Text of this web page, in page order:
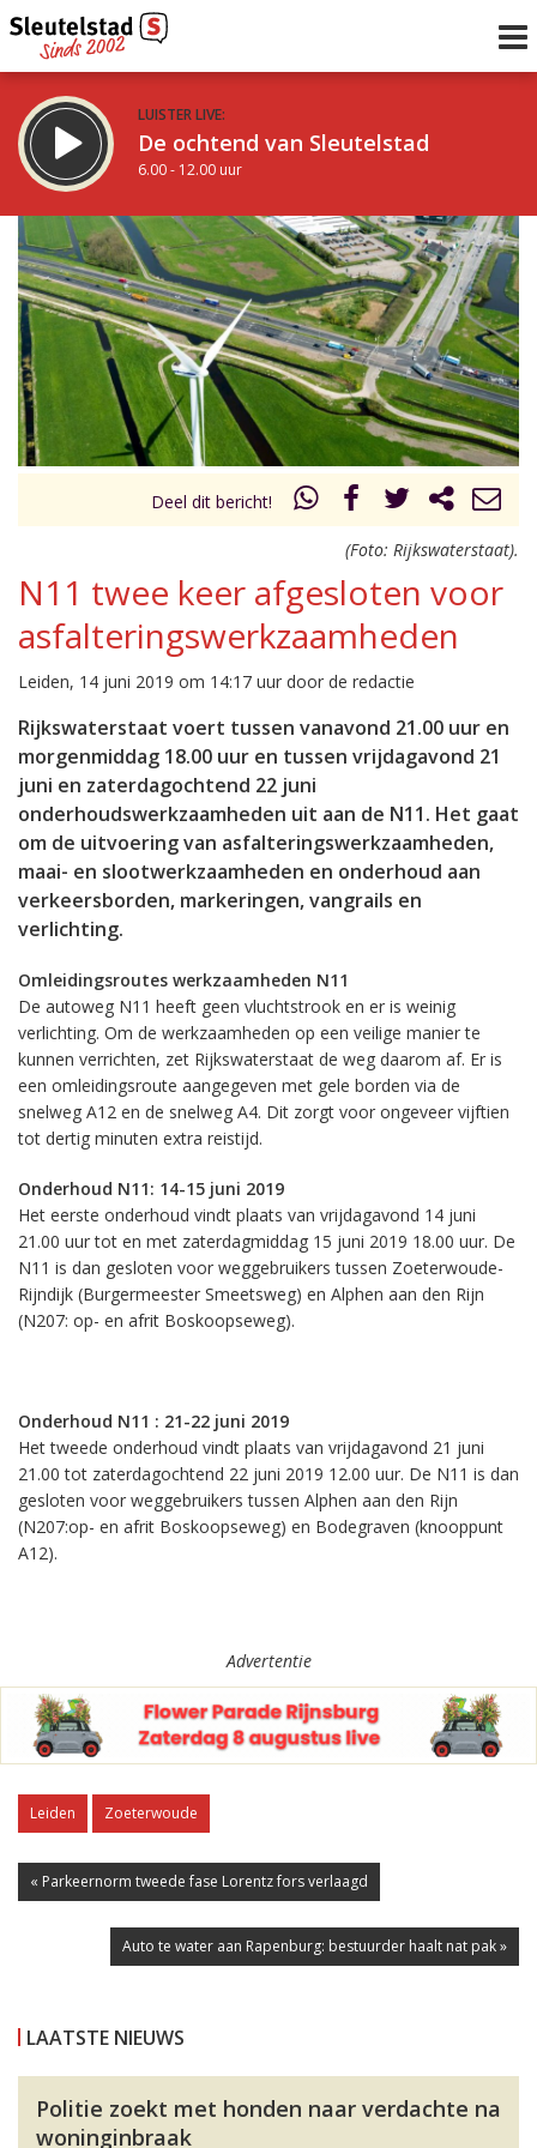
LUISTER LIVE:
De ochtend van Sleutelstad
6.00 - 12.00 uur
STRAKS:
De middag van Sleutelstad
12.00 - 17.00 uur
Vorig uur
uur 1 van 0 Volgend uur
Inklappen
Deel dit bericht!
(Foto: Rijkswaterstaat).
N11 twee keer afgesloten voor
asfalteringswerkzaamheden
Leiden, 14 juni 2019 om 14:17 uur door de redactie
Rijkswaterstaat voert tussen vanavond 21.00 uur en
morgenmiddag 18.00 uur en tussen vrijdagavond 21
juni en zaterdagochtend 22 juni
onderhoudswerkzaamheden uit aan de N11. Het gaat
om de uitvoering van asfalteringswerkzaamheden,
maai- en slootwerkzaamheden en onderhoud aan
verkeersborden, markeringen, vangrails en
verlichting.
Omleidingsroutes werkzaamheden N11
De autoweg N11 heeft geen vluchtstrook en er is weinig
verlichting. Om de werkzaamheden op een veilige manier te
kunnen verrichten, zet Rijkswaterstaat de weg daarom af. Er is
een omleidingsroute aangegeven met gele borden via de
snelweg A12 en de snelweg A4. Dit zorgt voor ongeveer vijftien
tot dertig minuten extra reistijd.
Onderhoud N11: 14-15 juni 2019
Het eerste onderhoud vindt plaats van vrijdagavond 14 juni
21.00 uur tot en met zaterdagmiddag 15 juni 2019 18.00 uur. De
N11 is dan gesloten voor weggebruikers tussen Zoeterwoude-
Rijndijk (Burgermeester Smeetsweg) en Alphen aan den Rijn
(N207: op- en afrit Boskoopseweg).
Onderhoud N11 : 21-22 juni 2019
Het tweede onderhoud vindt plaats van vrijdagavond 21 juni
21.00 tot zaterdagochtend 22 juni 2019 12.00 uur. De N11 is dan
gesloten voor weggebruikers tussen Alphen aan den Rijn
(N207:op- en afrit Boskoopseweg) en Bodegraven (knooppunt
A12).
Advertentie
Leiden Zoeterwoude
« Parkeernorm tweede fase Lorentz fors verlaagd
Auto te water aan Rapenburg: bestuurder haalt nat pak »
LAATSTE NIEUWS
Politie zoekt met honden naar verdachte na
woninginbraak